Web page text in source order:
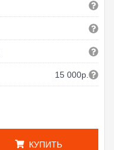
15 000р.
КУПИТЬ